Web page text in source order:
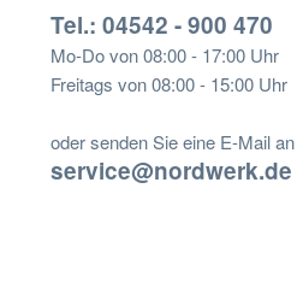
Tel.: 04542 - 900 470
Mo-Do von 08:00 - 17:00 Uhr
Freitags von 08:00 - 15:00 Uhr
oder senden Sie eine E-Mail an
service@nordwerk.de